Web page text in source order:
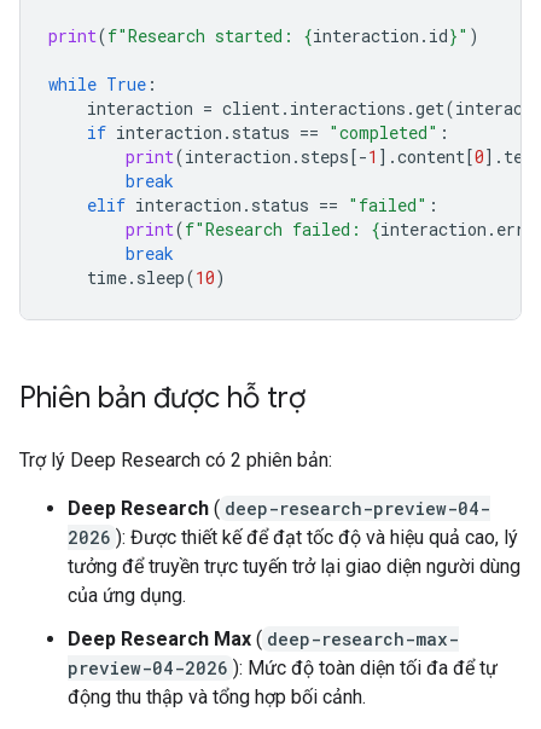
print(f"Research started: {interaction . id}" )
while True :
interaction = client. interactions .get(
if interaction . status == "completed" :
print(interaction . steps[-1 ] .content[0] . text
break
elif interaction . status == "failed" :
print(f"Research failed: {interaction .
break
time. sleep(10)
Phiên bản được hỗ trợ
Trợ lý Deep Research có 2 phiên bản:
Deep Research ( deep-research-preview-04-
2026 ): Được thiết kế để đạt tốc độ và hiệu quả cao, lý
tưởng để truyền trực tuyến trở lại giao diện người dùng
của ứng dụng.
Deep Research Max ( deep-research-max-
preview-04-2026 ): Mức độ toàn diện tối đa để tự
động thu thập và tổng hợp bối cảnh.